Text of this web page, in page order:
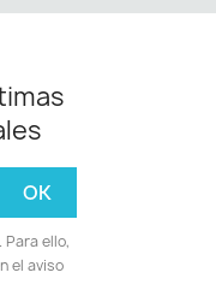
ello,
el aviso